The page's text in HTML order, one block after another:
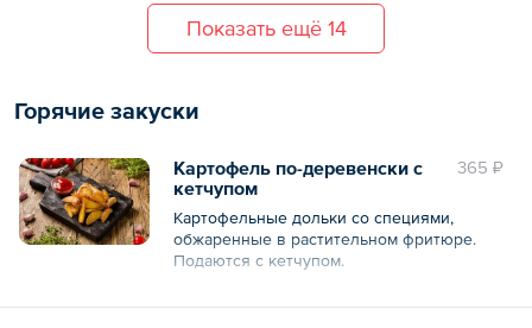
Общий объем – 4 л
— Evervess Cola — 3 шт. по 500 мл.
Общий вес – 2 кг
Показать ещё 14
Горячие закуски
365 ₽
Картофель по-деревенски с
кетчупом
Картофельные дольки со специями,
обжаренные в растительном фритюре.
Подаются с кетчупом.
Общий вес – 200 г